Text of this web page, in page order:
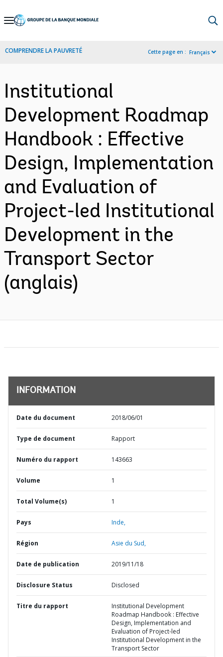
Skip
Navigation
COMPRENDRE LA PAUVRETÉ Cette page en : Français
Institutional
Development Roadmap
Handbook : Effective
Design, Implementation
and Evaluation of
Project-led Institutional
Development in the
Transport Sector
(anglais)
INFORMATION
Date du document 2018/06/01
Type de document Rapport
Numéro du rapport 143663
Volume 1
Total Volume(s) 1
Pays Inde,
Région Asie du Sud,
Date de publication 2019/11/18
Disclosure Status Disclosed
Titre du rapport
Institutional Development
Roadmap Handbook : Effective
Design, Implementation and
Evaluation of Project-led
Institutional Development in the
Transport Sector